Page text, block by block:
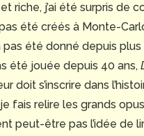
riche, j’ai été surpris
été créés à Monte-
pas été donné depuis
été jouée depuis 40 ans,
doit s’inscrire dans
fais relire les grands
peut-être pas l’idée de